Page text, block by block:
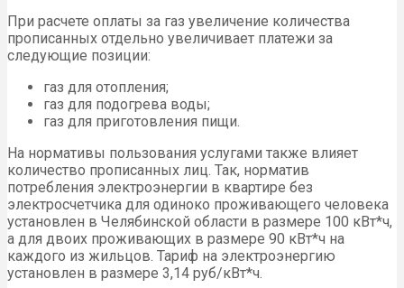
При расчете оплаты за газ увеличение количества
прописанных отдельно увеличивает платежи за
следующие позиции:
газ для отопления;
газ для подогрева воды;
газ для приготовления пищи.
На нормативы пользования услугами также влияет
количество прописанных лиц. Так, норматив
потребления электроэнергии в квартире без
электросчетчика для одиноко проживающего человека
установлен в Челябинской области в размере 100 кВт*ч,
а для двоих проживающих в размере 90 кВт*ч на
каждого из жильцов. Тариф на электроэнергию
установлен в размере 3,14 руб/кВт*ч.